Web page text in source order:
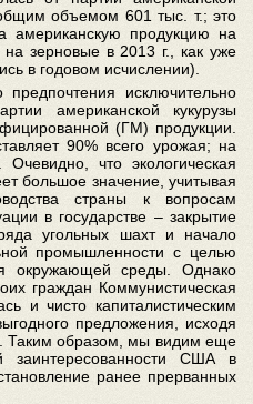
объемом 601 тыс. т.; это
продукцию на
зерновые в 2013 г., как уже
в годовом исчислении).
исключительно
американской кукурузы
(ГМ) продукции.
90% всего урожая; на
что экологическая
большое значение, учитывая
страны к вопросам
в государстве – закрытие
угольных шахт и начало
промышленности с целью
окружающей среды. Однако
граждан Коммунистическая
и чисто капиталистическим
предложения, исходя
Таким образом, мы видим еще
заинтересованности США в
ранее прерванных